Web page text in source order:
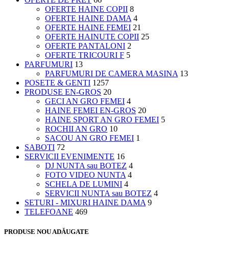
OFERTE HAINE COPII 8
OFERTE HAINE DAMA 4
OFERTE HAINE FEMEI 21
OFERTE HAINUTE COPII 25
OFERTE PANTALONI 2
OFERTE TRICOURI F 5
PARFUMURI 13
PARFUMURI DE CAMERA MASINA 13
POSETE & GENTI 1257
PRODUSE EN-GROS 20
GECI AN GRO FEMEI 4
HAINE FEMEI EN-GROS 20
HAINE SPORT AN GRO FEMEI 5
ROCHII AN GRO 10
SACOU AN GRO FEMEI 1
SABOTI 72
SERVICII EVENIMENTE 16
DJ NUNTA sau BOTEZ 4
FOTO VIDEO NUNTA 4
SCHELA DE LUMINI 4
SERVICII NUNTA sau BOTEZ 4
SETURI - MIXURI HAINE DAMA 9
TELEFOANE 469
PRODUSE NOU ADĂUGATE